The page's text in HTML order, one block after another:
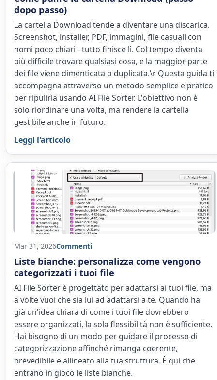
dopo passo)
La cartella Download tende a diventare una discarica.
Screenshot, installer, PDF, immagini, file casuali con
nomi poco chiari - tutto finisce lì. Col tempo diventa
più difficile trovare qualsiasi cosa, e la maggior parte
dei file viene dimenticata o duplicata.\r Questa guida ti
accompagna attraverso un metodo semplice e pratico
per ripulirla usando AI File Sorter. L'obiettivo non è
solo riordinare una volta, ma rendere la cartella
gestibile anche in futuro.
Leggi l'articolo
Mar 31, 2026Commenti
Liste bianche: personalizza come vengono
categorizzati i tuoi file
AI File Sorter è progettato per adattarsi ai tuoi file, ma
a volte vuoi che sia lui ad adattarsi a te. Quando hai
già un'idea chiara di come i tuoi file dovrebbero
essere organizzati, la sola flessibilità non è sufficiente.
Hai bisogno di un modo per guidare il processo di
categorizzazione affinché rimanga coerente,
prevedibile e allineato alla tua struttura. È qui che
entrano in gioco le liste bianche.